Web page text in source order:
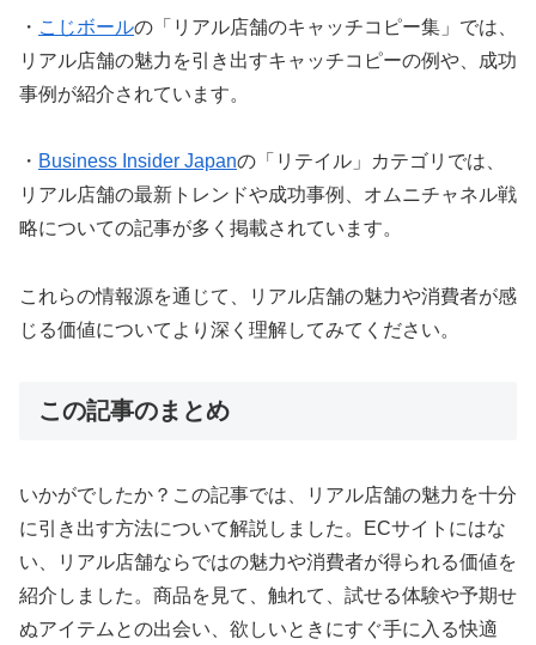
・ こじボールの「リアル店舗のキャッチコピー集」では、
リアル店舗の魅力を引き出すキャッチコピーの例や、成功
事例が紹介されています。
・ Business Insider Japanの「リテイル」カテゴリでは、
リアル店舗の最新トレンドや成功事例、オムニチャネル戦
略についての記事が多く掲載されています。
これらの情報源を通じて、リアル店舗の魅力や消費者が感
じる価値についてより深く理解してみてください。
この記事のまとめ
いかがでしたか？この記事では、リアル店舗の魅力を十分
に引き出す方法について解説しました。ECサイトにはな
い、リアル店舗ならではの魅力や消費者が得られる価値を
紹介しました。商品を見て、触れて、試せる体験や予期せ
ぬアイテムとの出会い、欲しいときにすぐ手に入る快適